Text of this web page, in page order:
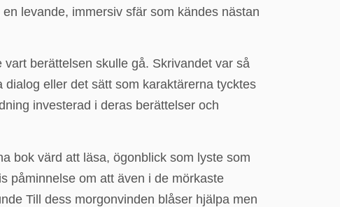
levande, immersiv sfär som kändes nästan
berättelsen skulle gå. Skrivandet var så
eller det sätt som karaktärerna tycktes
investerad i deras berättelser och
bok värd att läsa, ögonblick som lyste som
påminnelse om att även i de mörkaste
Till dess morgonvinden blåser hjälpa men